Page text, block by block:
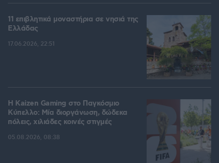
11 επιβλητικά μοναστήρια σε νησιά της
Ελλάδας
17.06.2026, 22:51
H Kaizen Gaming στο Παγκόσμιο
Kύπελλο: Μία διοργάνωση, δώδεκα
πόλεις, χιλιάδες κοινές στιγμές
05.08.2026, 08:38